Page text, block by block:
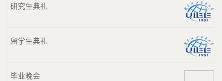
研究生典礼
留学生典礼
毕业晚会